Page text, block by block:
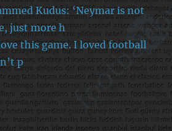
Kudus: ‘Neymar is not
just more h
this game. I loved football
p